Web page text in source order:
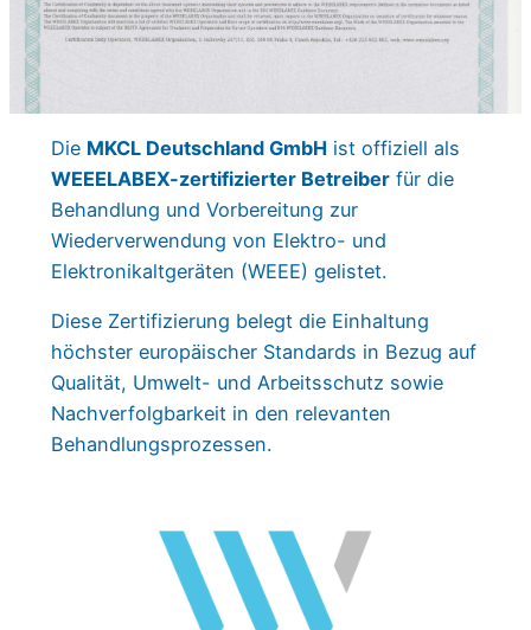
Die MKCL Deutschland GmbHist offiziell als
WEEELABEX-zertifizierter Betreiberfür die
Behandlung und Vorbereitung zur
Wiederverwendung von Elektro- und
Elektronikaltgeräten (WEEE) gelistet.
Diese Zertifizierung belegt die Einhaltung
höchster europäischer Standards in Bezug auf
Qualität, Umwelt- und Arbeitsschutz sowie
Nachverfolgbarkeit in den relevanten
Behandlungsprozessen.